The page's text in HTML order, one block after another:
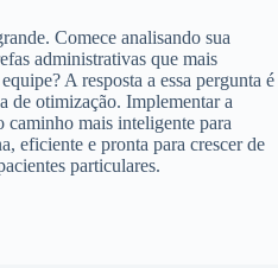
Comece analisando sua
administrativas que mais
A resposta a essa pergunta é
de otimização. Implementar a
caminho mais inteligente para
eficiente e pronta para crescer de
particulares.